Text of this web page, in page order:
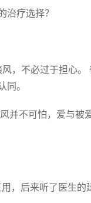
治疗选择？
，不必过于担心
同。
并不可怕，爱与
，后来听了医生